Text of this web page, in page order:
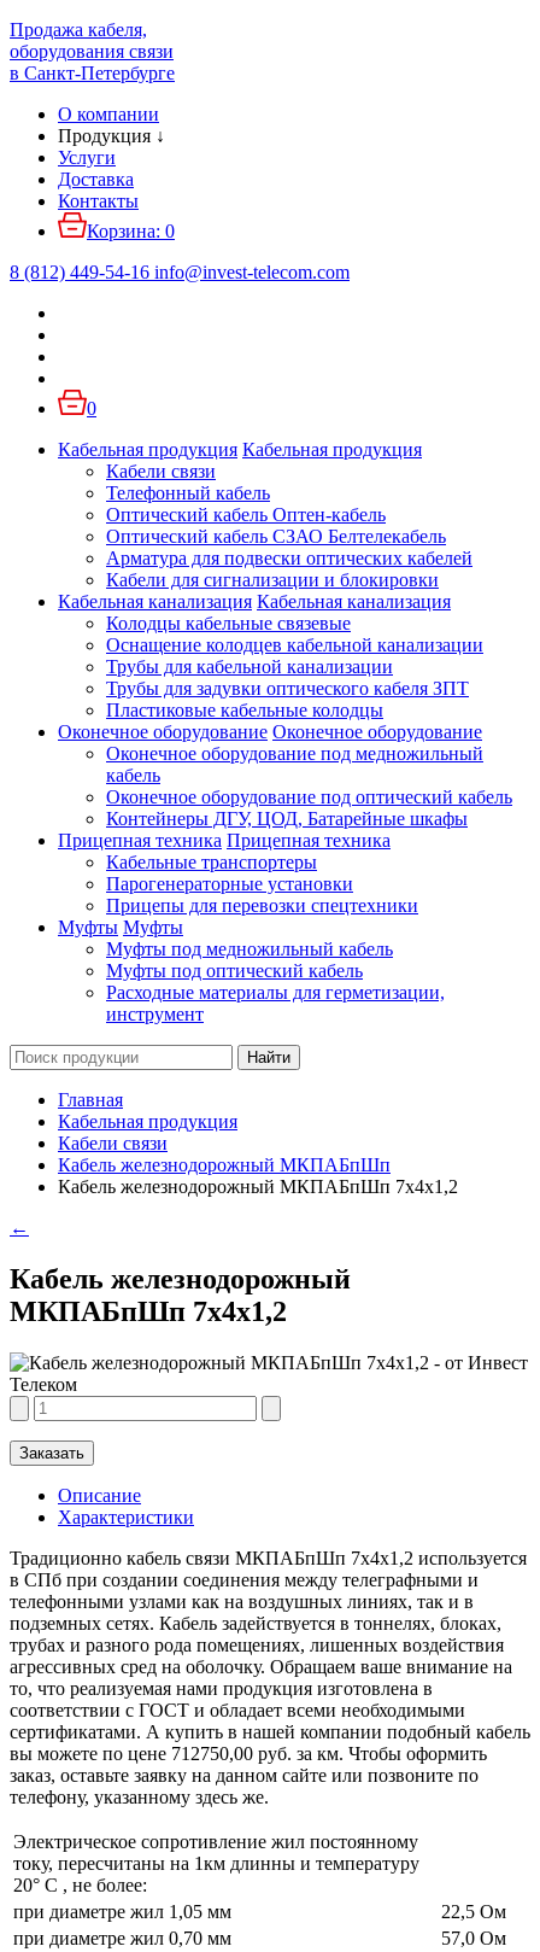
Продажа кабеля,
оборудования связи
в Санкт-Петербурге
О компании
Продукция ↓
Услуги
Доставка
Контакты
Корзина: 0
8 (812) 449-54-16 info@invest-telecom.com
0
Кабельная продукция Кабельная продукция
Кабели связи
Телефонный кабель
Оптический кабель Оптен-кабель
Оптический кабель СЗАО Белтелекабель
Арматура для подвески оптических кабелей
Кабели для сигнализации и блокировки
Кабельная канализация Кабельная канализация
Колодцы кабельные связевые
Оснащение колодцев кабельной канализации
Трубы для кабельной канализации
Трубы для задувки оптического кабеля ЗПТ
Пластиковые кабельные колодцы
Оконечное оборудование Оконечное оборудование
Оконечное оборудование под медножильный
кабель
Оконечное оборудование под оптический кабель
Контейнеры ДГУ, ЦОД, Батарейные шкафы
Прицепная техника Прицепная техника
Кабельные транспортеры
Парогенераторные установки
Прицепы для перевозки спецтехники
Муфты Муфты
Муфты под медножильный кабель
Муфты под оптический кабель
Расходные материалы для герметизации,
инструмент
Главная
Кабельная продукция
Кабели связи
Кабель железнодорожный МКПАБпШп
Кабель железнодорожный МКПАБпШп 7х4х1,2
←
Кабель железнодорожный
МКПАБпШп 7х4х1,2
Заказать
Описание
Характеристики
Традиционно кабель связи МКПАБпШп 7х4х1,2 используется
в СПб при создании соединения между телеграфными и
телефонными узлами как на воздушных линиях, так и в
подземных сетях. Кабель задействуется в тоннелях, блоках,
трубах и разного рода помещениях, лишенных воздействия
агрессивных сред на оболочку. Обращаем ваше внимание на
то, что реализуемая нами продукция изготовлена в
соответствии с ГОСТ и обладает всеми необходимыми
сертификатами. А купить в нашей компании подобный кабель
вы можете по цене 712750,00 руб. за км. Чтобы оформить
заказ, оставьте заявку на данном сайте или позвоните по
телефону, указанному здесь же.
Электрическое сопротивление жил постоянному
току, пересчитаны на 1км длинны и температуру
20° C , не более:
при диаметре жил 1,05 мм
22,5 Ом
при диаметре жил 0,70 мм
57,0 Ом